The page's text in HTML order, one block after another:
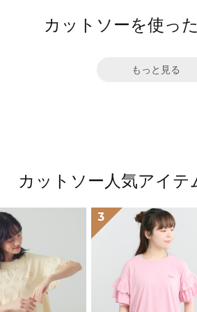
カットソーを使っ
もっと見る
カットソー人気アイ
3